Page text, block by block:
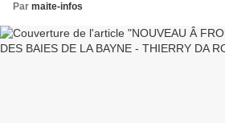
Par maite-infos